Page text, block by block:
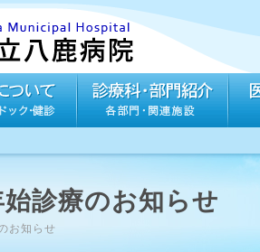
診療のお知らせ
お知らせ